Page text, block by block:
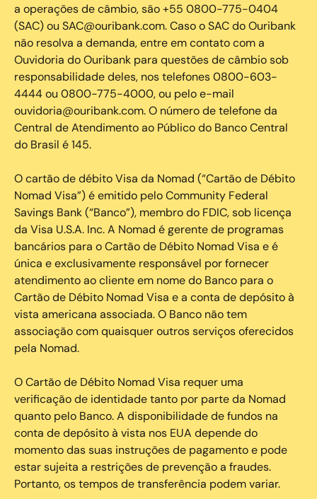
a operações de câmbio, são +55 0800-775-0404
(SAC) ou SAC@ouribank.com. Caso o SAC do Ouribank
não resolva a demanda, entre em contato com a
Ouvidoria do Ouribank para questões de câmbio sob
responsabilidade deles, nos telefones 0800-603-
4444 ou 0800-775-4000, ou pelo e-mail
ouvidoria@ouribank.com. O número de telefone da
Central de Atendimento ao Público do Banco Central
do Brasil é 145.
O cartão de débito Visa da Nomad (“Cartão de Débito
Nomad Visa”) é emitido pelo Community Federal
Savings Bank (“Banco”), membro do FDIC, sob licença
da Visa U.S.A. Inc. A Nomad é gerente de programas
bancários para o Cartão de Débito Nomad Visa e é
única e exclusivamente responsável por fornecer
atendimento ao cliente em nome do Banco para o
Cartão de Débito Nomad Visa e a conta de depósito à
vista americana associada. O Banco não tem
associação com quaisquer outros serviços oferecidos
pela Nomad.
O Cartão de Débito Nomad Visa requer uma
verificação de identidade tanto por parte da Nomad
quanto pelo Banco. A disponibilidade de fundos na
conta de depósito à vista nos EUA depende do
momento das suas instruções de pagamento e pode
estar sujeita a restrições de prevenção a fraudes.
Portanto, os tempos de transferência podem variar.